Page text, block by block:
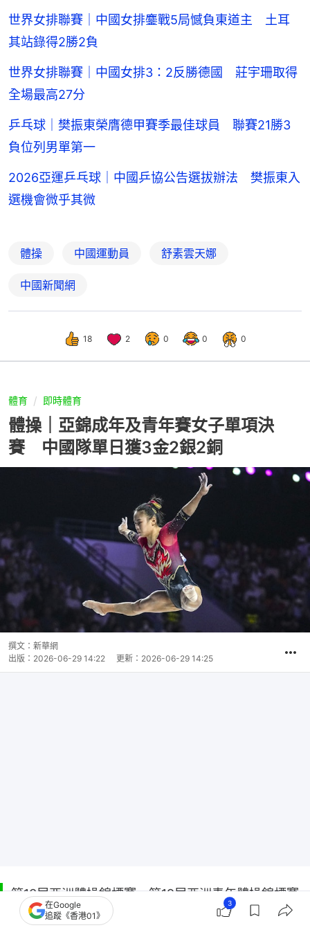
世界女排聯賽｜中國女排鏖戰5局憾負東道主 土耳
其站錄得2勝2負
世界女排聯賽｜中國女排3：2反勝德國 莊宇珊取得
全場最高27分
乒乓球｜樊振東榮膺德甲賽季最佳球員 聯賽21勝3
負位列男單第一
2026亞運乒乓球｜中國乒協公告選拔辦法 樊振東入
選機會微乎其微
體操 中國運動員 舒素雲天娜
中國新聞網
18 2 0 0 0
體育 即時體育
體操｜亞錦成年及青年賽女子單項決
賽 中國隊單日獲3金2銀2銅
撰文： 新華網
出版： 2026-06-29 14:22 更新： 2026-06-29 14:25
第13屆亞洲體操錦標賽、第19屆亞洲青年體操錦標賽
女子單項決賽，周日（28日）在貴州省遵義市奧體中
在Google
追蹤《香港01》
3